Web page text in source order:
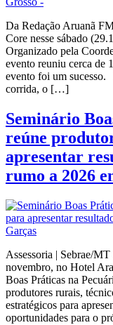
Da Redação Aruanã
Core nesse sábado
Organizado pela
evento reuniu cerca de
evento foi um sucesso.
corrida, o […]
Seminário
reúne
apresentar
rumo a 2026
Assessoria | Sebrae/
novembro, no Hotel
Boas Práticas na
produtores rurais,
estratégicos para
oportunidades para o